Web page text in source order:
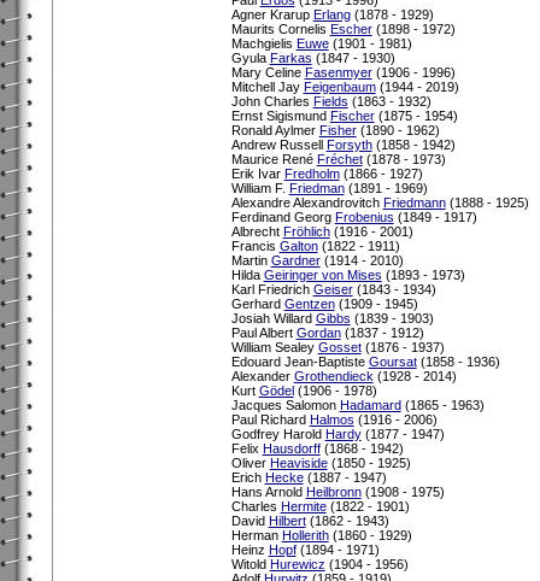
Agner Krarup Erlang(1878 - 1929)
Maurits Cornelis Escher(1898 - 1972)
Machgielis Euwe(1901 - 1981)
Gyula Farkas (1847 - 1930)
Mary Celine Fasenmyer(1906 - 1996)
Mitchell Jay Feigenbaum(1944 - 2019)
John Charles Fields (1863 - 1932)
Ernst Sigismund Fischer(1875 - 1954)
Ronald Aylmer Fisher(1890 - 1962)
Andrew Russell Forsyth(1858 - 1942)
Maurice René Fréchet(1878 - 1973)
Erik Ivar Fredholm(1866 - 1927)
William F. Friedman(1891 - 1969)
Alexandre Alexandrovitch Friedmann(1888 - 1925)
Ferdinand Georg Frobenius (1849 - 1917)
Albrecht Fröhlich(1916 - 2001)
Francis Galton(1822 - 1911)
Martin Gardner(1914 - 2010)
Hilda Geiringer von Mises (1893 - 1973)
Karl Friedrich Geiser(1843 - 1934)
Gerhard Gentzen(1909 - 1945)
Josiah Willard Gibbs (1839 - 1903)
Paul Albert Gordan(1837 - 1912)
William Sealey Gosset(1876 - 1937)
Edouard Jean-Baptiste Goursat(1858 - 1936)
Alexander Grothendieck (1928 - 2014)
Kurt Gödel(1906 - 1978)
Jacques Salomon Hadamard(1865 - 1963)
Paul Richard Halmos (1916 - 2006)
Godfrey Harold Hardy(1877 - 1947)
Felix Hausdorff(1868 - 1942)
Oliver Heaviside(1850 - 1925)
Erich Hecke(1887 - 1947)
Hans Arnold Heilbronn(1908 - 1975)
Charles Hermite(1822 - 1901)
David Hilbert(1862 - 1943)
Herman Hollerith(1860 - 1929)
Heinz Hopf(1894 - 1971)
Witold Hurewicz (1904 - 1956)